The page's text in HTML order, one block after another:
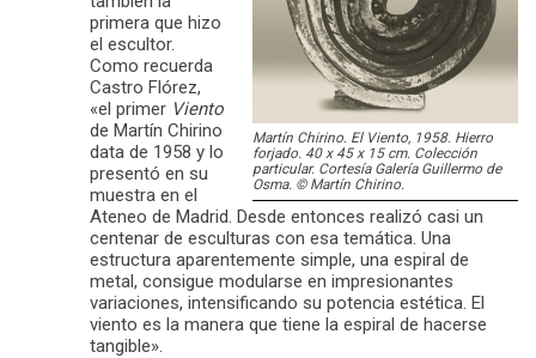
Martín Chirino. El Viento, 1958. Hierro
forjado. 40 x 45 x 15 cm. Colección
particular. Cortesía Galería Guillermo de
Osma. © Martín Chirino.
primera que hizo
el escultor.
Como recuerda
Castro Flórez,
«el primer Viento
de Martín Chirino
data de 1958 y lo
presentó en su
muestra en el
Ateneo de Madrid. Desde entonces realizó casi un
centenar de esculturas con esa temática. Una
estructura aparentemente simple, una espiral de
metal, consigue modularse en impresionantes
variaciones, intensificando su potencia estética. El
viento es la manera que tiene la espiral de hacerse
tangible».